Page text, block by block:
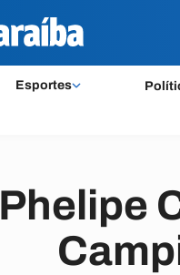
Esportes
Phelipe